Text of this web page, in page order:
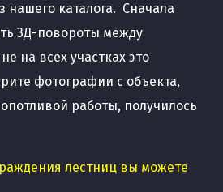
нашего каталога. Сначала
3Д-повороты между
на всех участках это
фотографии с объекта,
работы, получилось
лестниц вы можете